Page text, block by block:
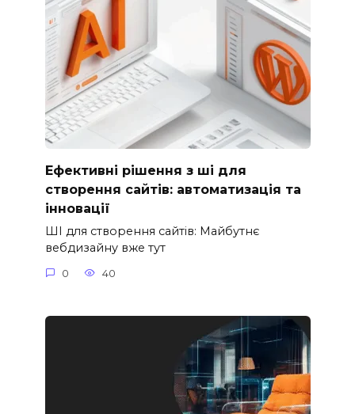
Ефективні рішення з ші для
створення сайтів: автоматизація та
інновації
ШІ для створення сайтів: Майбутнє
вебдизайну вже тут
0 40